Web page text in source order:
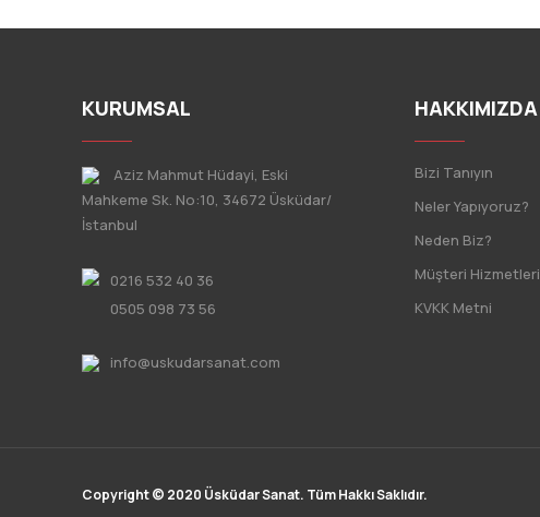
KURUMSAL
Aziz Mahmut Hüdayi, Eski
Mahkeme Sk. No:10, 34672 Üsküdar/
İstanbul
0216 532 40 36
0505 098 73 56
info@uskudarsanat.com
HAKKIMIZDA
Bizi Tanıyın
Neler Yapıyoruz?
Neden Biz?
Müşteri Hizmetleri
KVKK Metni
Copyright © 2020 Üsküdar Sanat. Tüm Hakkı Saklıdır.